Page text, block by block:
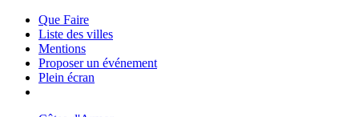
Que Faire
Liste des villes
Mentions
Proposer un événement
Plein écran